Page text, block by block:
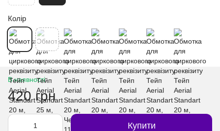
Колір
В наявності
420 грн
Купити